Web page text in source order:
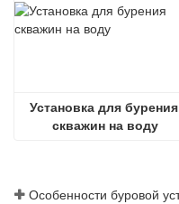
Установка для бурения
скважин на воду